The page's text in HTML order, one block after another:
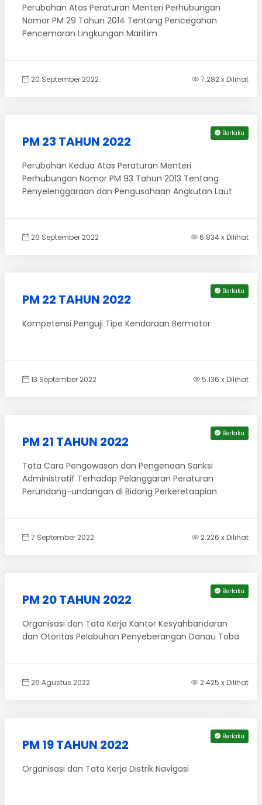
Perubahan Atas Peraturan Menteri Perhubungan
Nomor PM 29 Tahun 2014 Tentang Pencegahan
Pencemaran Lingkungan Maritim
20 September 2022 7.282 x Dilihat
Berlaku
PM 23 TAHUN 2022
Perubahan Kedua Atas Peraturan Menteri
Perhubungan Nomor PM 93 Tahun 2013 Tentang
Penyelenggaraan dan Pengusahaan Angkutan Laut
20 September 2022 6.834 x Dilihat
Berlaku
PM 22 TAHUN 2022
Kompetensi Penguji Tipe Kendaraan Bermotor
13 September 2022 5.136 x Dilihat
Berlaku
PM 21 TAHUN 2022
Tata Cara Pengawasan dan Pengenaan Sanksi
Administratif Terhadap Pelanggaran Peraturan
Perundang-undangan di Bidang Perkeretaapian
7 September 2022 2.226 x Dilihat
Berlaku
PM 20 TAHUN 2022
Organisasi dan Tata Kerja Kantor Kesyahbandaran
dan Otoritas Pelabuhan Penyeberangan Danau Toba
26 Agustus 2022 2.425 x Dilihat
Berlaku
PM 19 TAHUN 2022
Organisasi dan Tata Kerja Distrik Navigasi